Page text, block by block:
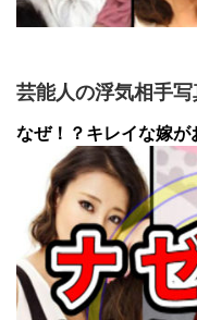
芸能人の浮気相手
なぜ！？キレイな嫁